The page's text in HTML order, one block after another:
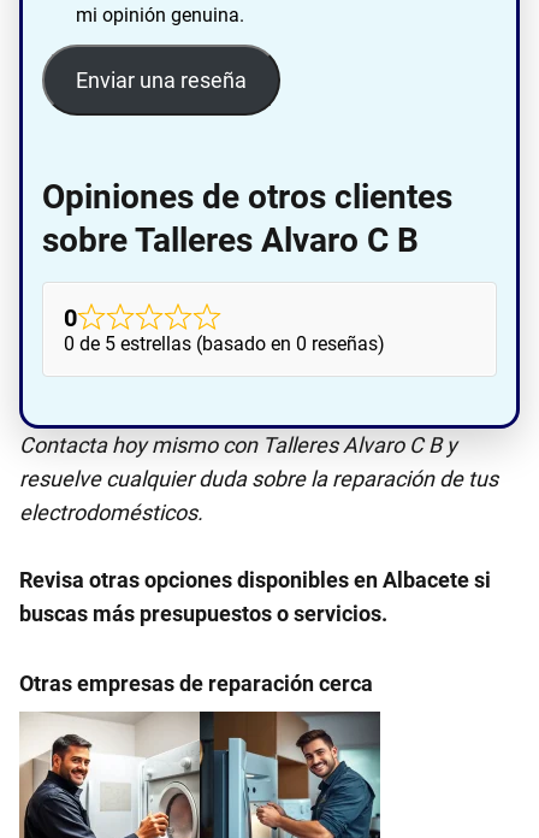
mi opinión genuina.
Enviar una reseña
Opiniones de otros clientes
sobre Talleres Alvaro C B
0
0 de 5 estrellas (basado en 0 reseñas)
Contacta hoy mismo con Talleres Alvaro C B y
resuelve cualquier duda sobre la reparación de tus
electrodomésticos.
Revisa otras opciones disponibles en Albacete si
buscas más presupuestos o servicios.
Otras empresas de reparación cerca